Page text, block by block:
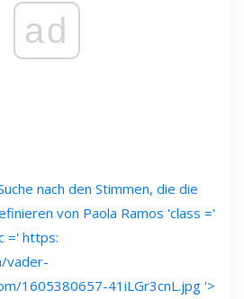
ad
nach den Stimmen, die die
von Paola Ramos 'class ='
=' https:
vader-
1605380657-41iLGr3cnL.jpg '>